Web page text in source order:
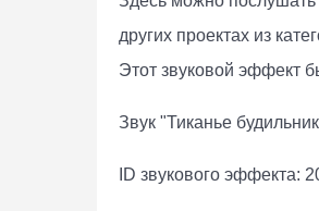
других проектах из
Этот звуковой эффект
Звук "Тиканье
ID звукового эффекта: